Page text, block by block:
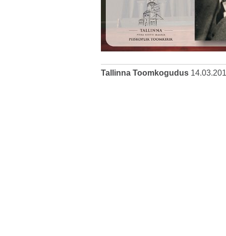
Tallinna Toomkogudus